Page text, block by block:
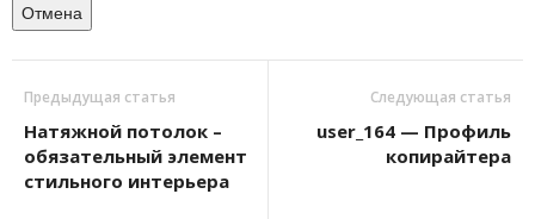
Отмена
Предыдущая статья
Натяжной потолок –
обязательный элемент
стильного интерьера
Следующая статья
user_164 — Профиль
копирайтера